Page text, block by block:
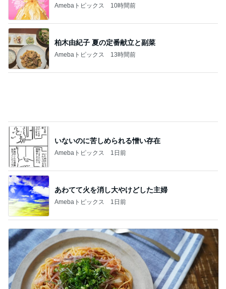
いないのに苦しめられる憎い存在
Amebaトピックス 1日前
火を使わない猛暑日の納豆パスタ
Amebaトピックス 14時間前
記事を読む